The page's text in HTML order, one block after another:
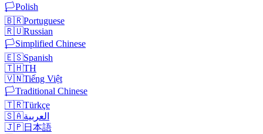
🏳️Polish
🇧🇷Portuguese
🇷🇺Russian
🏳️Simplified Chinese
🇪🇸Spanish
🇹🇭TH
🇻🇳Tiếng Việt
🏳️Traditional Chinese
🇹🇷Türkçe
🇸🇦العربية
🇯🇵日本語